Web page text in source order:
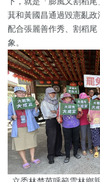
萁和黃國昌通過毀憲亂
配合張麗善作秀、割稻
象。